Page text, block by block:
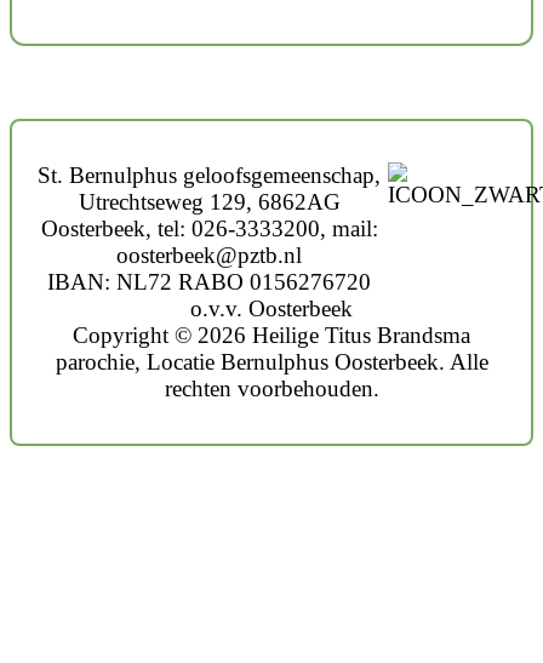
St. Bernulphus geloofsgemeenschap,
Utrechtseweg 129, 6862AG
Oosterbeek, tel: 026-3333200, mail:
oosterbeek@pztb.nl
IBAN: NL72 RABO 0156276720
o.v.v. Oosterbeek
Copyright © 2026 Heilige Titus Brandsma
parochie, Locatie Bernulphus Oosterbeek. Alle
rechten voorbehouden.